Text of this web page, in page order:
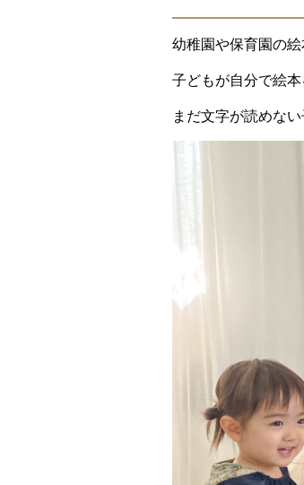
幼稚園や保育園の
子どもが自分で絵
まだ文字が読めな